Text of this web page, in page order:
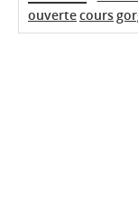
ouvertecours